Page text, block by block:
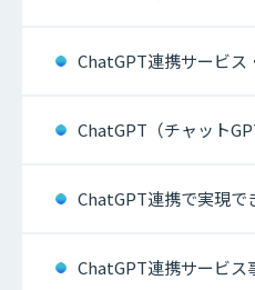
ChatGPT連携サービス
ChatGPT（チャット
ChatGPT連携で実現で
ChatGPT連携サービス